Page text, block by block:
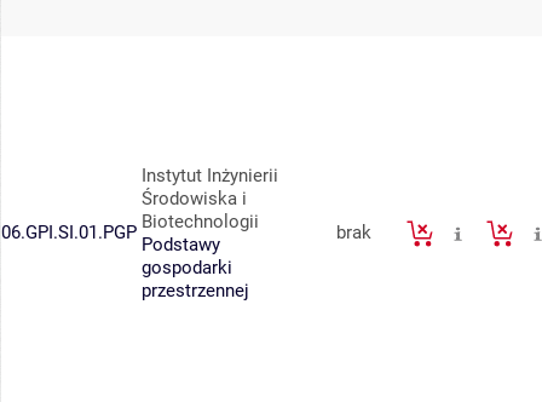
06.GPI.SI.01.PGP
Instytut Inżynierii
Środowiska i
Biotechnologii
Podstawy
gospodarki
przestrzennej
brak